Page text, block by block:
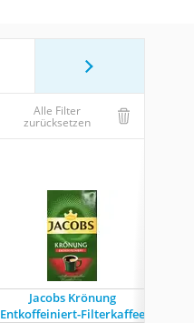
Alle Filter
zurücksetzen
Jacobs Krönung
Entkoffeiniert-Filterkaffee